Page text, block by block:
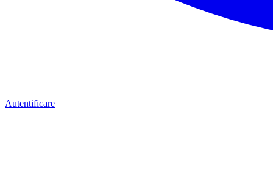
Autentificare